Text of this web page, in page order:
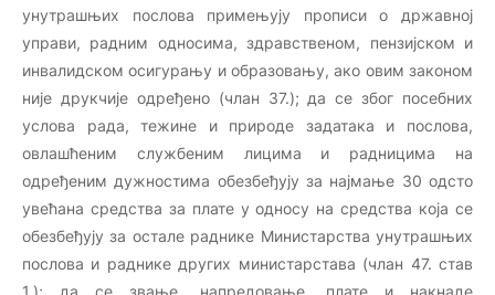
унутрашњих послова примењују прописи о државној
управи, радним односима, здравственом, пензијском и
инвалидском осигурању и образовању, ако овим законом
није друкчије одређено (члан 37.); да се због посебних
услова рада, тежине и природе задатака и послова,
овлашћеним службеним лицима и радницима на
одређеним дужностима обезбеђују за најмање 30 одсто
увећана средства за плате у односу на средства која се
обезбеђују за остале раднике Министарства унутрашњих
послова и раднике других министарстава (члан 47. став
1.); да се звање, напредовање, плате и накнаде